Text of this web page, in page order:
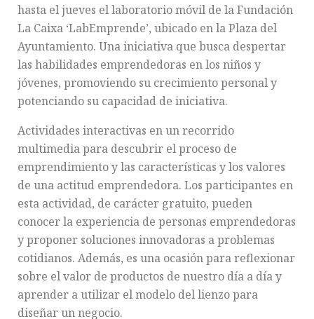
hasta el jueves el laboratorio móvil de la Fundación
La Caixa ‘LabEmprende’, ubicado en la Plaza del
Ayuntamiento. Una iniciativa que busca despertar
las habilidades emprendedoras en los niños y
jóvenes, promoviendo su crecimiento personal y
potenciando su capacidad de iniciativa.
Actividades interactivas en un recorrido
multimedia para descubrir el proceso de
emprendimiento y las características y los valores
de una actitud emprendedora. Los participantes en
esta actividad, de carácter gratuito, pueden
conocer la experiencia de personas emprendedoras
y proponer soluciones innovadoras a problemas
cotidianos. Además, es una ocasión para reflexionar
sobre el valor de productos de nuestro día a día y
aprender a utilizar el modelo del lienzo para
diseñar un negocio.